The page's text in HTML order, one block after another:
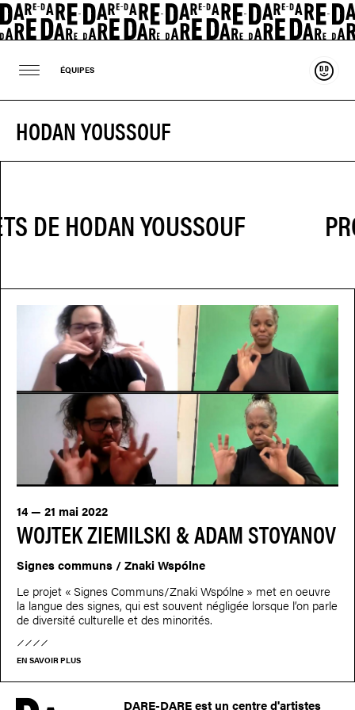
ÉQUIPES
HODAN YOUSSOUF
WOJTEK ZIEMILSKI & ADAM STOYANOV
14 — 21 mai 2022
Signes communs / Znaki Wspólne
Le projet « Signes Communs/Znaki Wspólne » met en oeuvre
la langue des signes, qui est souvent négligée lorsque l’on parle
de diversité culturelle et des minorités.
EN SAVOIR PLUS
DARE-DARE est un centre d'artistes